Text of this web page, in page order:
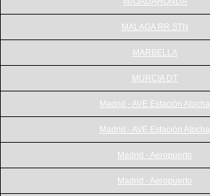
MALAGA RR STN
MARBELLA
MURCIA DT
Madrid - AVE Estación Atocha
Madrid - AVE Estación Atocha
Madrid - Aeropuerto
Madrid - Aeropuerto